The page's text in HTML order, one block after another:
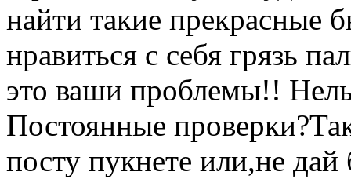
найти такие прекрасные
нравиться с себя грязь
это ваши проблемы!!
Постоянные
посту пукнете или,не дай